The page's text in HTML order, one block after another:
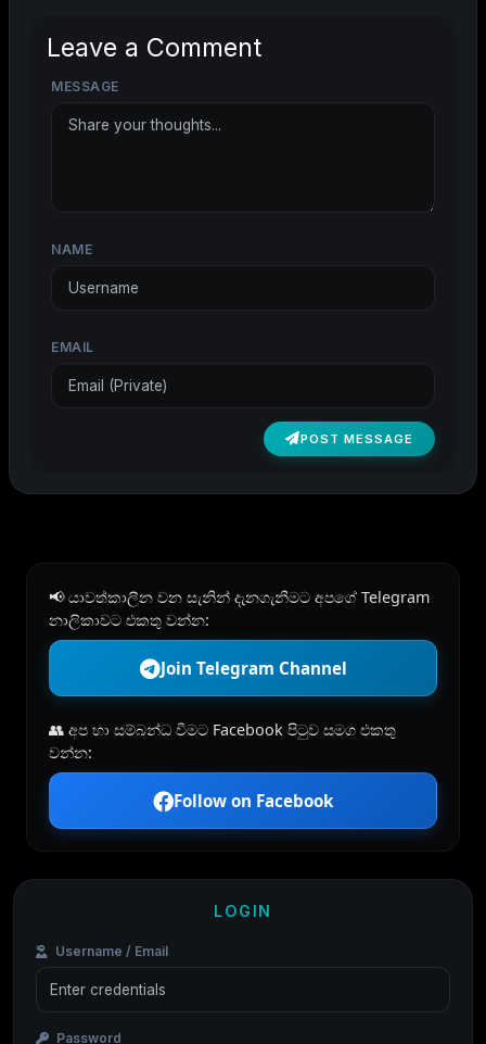
Leave a Comment
MESSAGE
NAME
EMAIL
POST MESSAGE
📢 යාවත්කාලීන වන සැනින් දැනගැනීමට අපගේ Telegram
නාලිකාවට එකතු වන්න:
Join Telegram Channel
👥 අප හා සම්බන්ධ වීමට Facebook පිටුව සමග එකතු
වන්න:
Follow on Facebook
LOGIN
Username / Email
Password